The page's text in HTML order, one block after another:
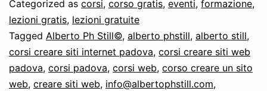
creare
un
sito
Web
Categorized as corsi, corso gratis, eventi, formazione,
lezioni gratis, lezioni gratuite
Tagged Alberto Ph Still©, alberto phstill, alberto still,
corsi creare siti internet padova, corsi creare siti web
padova, corsi padova, corsi web, corso creare un sito
web, creare siti web, info@albertophstill.com,